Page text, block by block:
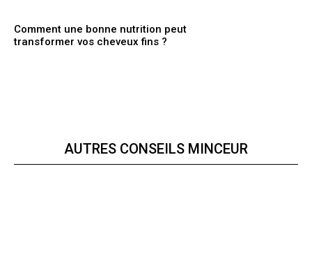
Comment une bonne nutrition peut
transformer vos cheveux fins ?
AUTRES CONSEILS MINCEUR